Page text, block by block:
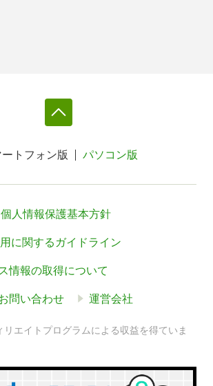
ートフォン版 パソコン版
個人情報保護基本方針
に関するガイドライン
情報の取得について
問い合わせ 運営会社
エイトプログラムによる収益を得ていま